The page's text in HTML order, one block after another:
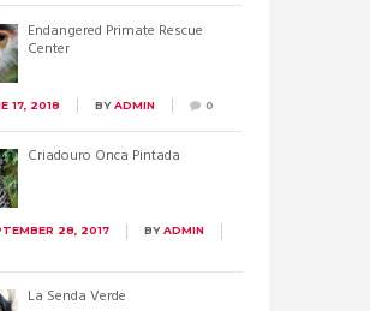
Endangered Primate Rescue
Center
17, 2018 BYADMIN 0
Criadouro Onca Pintada
28, 2017 BYADMIN
La Senda Verde